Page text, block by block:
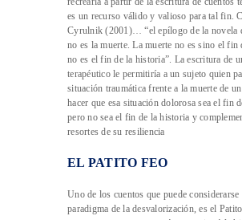
es un recurso válido y valioso para tal fin.
Cyrulnik (2001)… “el epílogo de la novela
no es la muerte. La muerte no es sino el fin
no es el fin de la historia”. La escritura de
terapéutico le permitiría a un sujeto quien
situación traumática frente a la muerte de
hacer que esa situación dolorosa sea el fin
pero no sea el fin de la historia y
resortes de su resiliencia
EL PATITO FEO
Uno de los cuentos que puede considerarse
paradigma de la desvalorización, es el